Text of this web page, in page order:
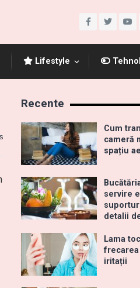
Lifestyle
Recente
Cum
cameră
spațiu
servire
detalii
Lama
iritații